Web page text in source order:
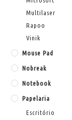
Multilaser
Rapoo
Vinik
Mouse Pad
Nobreak
Notebook
Papelaria
Escritório